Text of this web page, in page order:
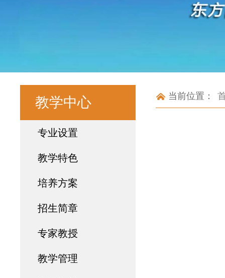
教学中心
专业设置
教学特色
培养方案
招生简章
专家教授
教学管理
当前位置：